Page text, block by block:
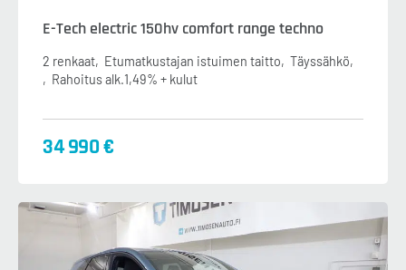
E-Tech electric 150hv comfort range techno
2 renkaat Etumatkustajan istuimen taitto
Täyssähkö
Rahoitus alk.1,49% + kulut
34 990 €